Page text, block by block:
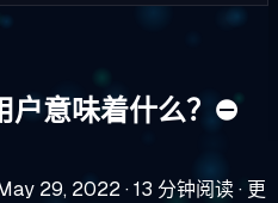
意味着什么？⛔
29, 2022·13 分钟阅读· 更